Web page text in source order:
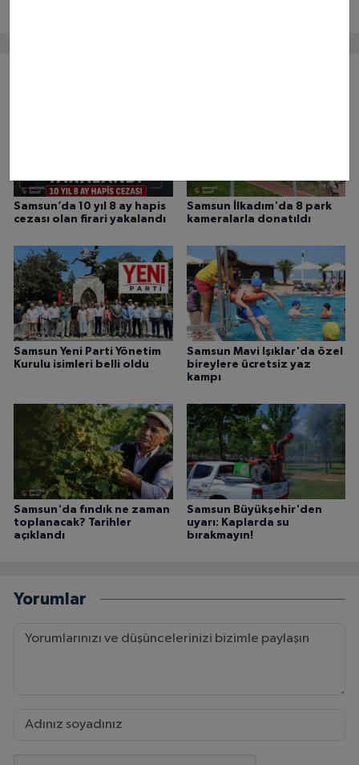
Samsun’da 10 yıl 8 ay hapis
cezası olan firari yakalandı
Samsun İlkadım'da 8 park
kameralarla donatıldı
Samsun Yeni Parti Yönetim
Kurulu isimleri belli oldu
Samsun Mavi Işıklar'da özel
bireylere ücretsiz yaz
kampı
Samsun'da fındık ne zaman
toplanacak? Tarihler
açıklandı
Samsun Büyükşehir'den
uyarı: Kaplarda su
bırakmayın!
Yorumlar